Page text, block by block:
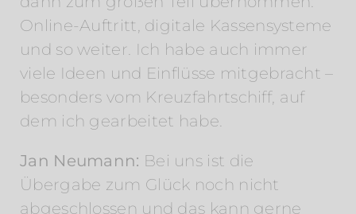
Online-Auftritt, digitale Kassensysteme
und so weiter. Ich habe auch immer
viele Ideen und Einflüsse mitgebracht –
besonders vom Kreuzfahrtschiff, auf
dem ich gearbeitet habe.
Jan Neumann: Bei uns ist die
Übergabe zum Glück noch nicht
abgeschlossen und das kann gerne